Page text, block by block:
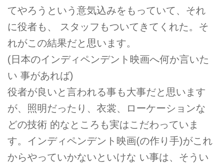
てやろうという意気込みをもっていて、それ
に役者も、 スタッフもついてきてくれた。そ
れがこの結果だと思います。
(日本のインディペンデント映画へ何か言いた
い 事があれば)
役者が良いと言われる事も大事だと思います
が、照明だったり、衣裳、ローケーションな
どの技術 的なところも実はこだわっていま
す。インディペンデント映画(の作り手)がこれ
からやっていかないといけな い事は、そうい